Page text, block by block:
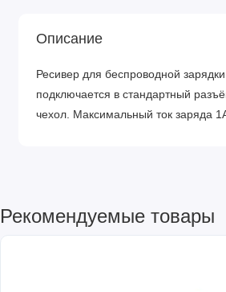
Описание
Ресивер для беспроводной
подключается в стандартный
чехол. Максимальный ток заряда
Рекомендуемые товары